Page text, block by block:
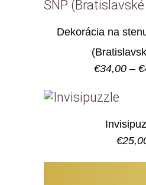
Dekorácia na
€34,00 – €
€